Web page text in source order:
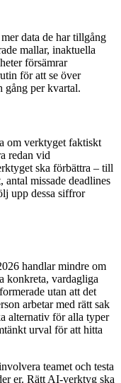
data de har tillgång
mallar, inaktuella
försämrar
för att se över
gång per kvartal.
om verktyget faktiskt
redan vid
ska förbättra – till
missade deadlines
upp dessa siffror
handlar mindre om
konkreta, vardagliga
utan att det
arbetar med rätt sak
alternativ för alla typer
urval för att hitta
teamet och testa
er. Rätt AI-verktyg ska